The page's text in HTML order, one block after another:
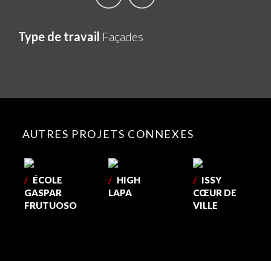
Type de travail Façades
AUTRES PROJETS CONNEXES
/ ÉCOLE
GASPAR
FRUTUOSO
/ HIGH
LAPA
/ ISSY
CŒUR DE
VILLE